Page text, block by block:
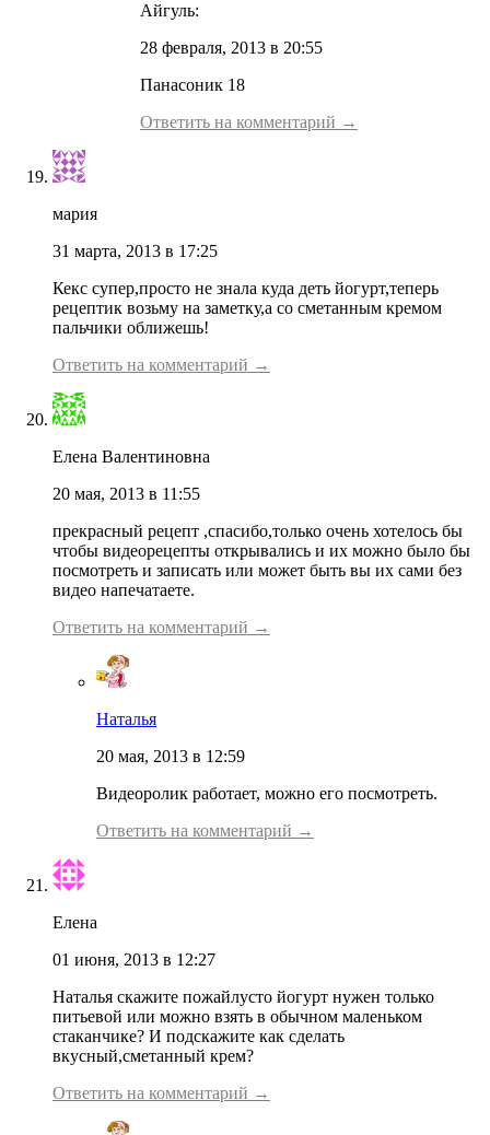
Айгуль:
28 февраля, 2013 в 20:55
Панасоник 18
Ответить на комментарий →
мария
31 марта, 2013 в 17:25
Кекс супер,просто не знала куда деть йогурт,теперь
рецептик возьму на заметку,а со сметанным кремом
пальчики оближешь!
Ответить на комментарий →
Елена Валентиновна
20 мая, 2013 в 11:55
прекрасный рецепт ,спасибо,только очень хотелось бы
чтобы видеорецепты открывались и их можно было бы
посмотреть и записать или может быть вы их сами без
видео напечатаете.
Ответить на комментарий →
Наталья
20 мая, 2013 в 12:59
Видеоролик работает, можно его посмотреть.
Ответить на комментарий →
Елена
01 июня, 2013 в 12:27
Наталья скажите пожайлусто йогурт нужен только
питьевой или можно взять в обычном маленьком
стаканчике? И подскажите как сделать
вкусный,сметанный крем?
Ответить на комментарий →